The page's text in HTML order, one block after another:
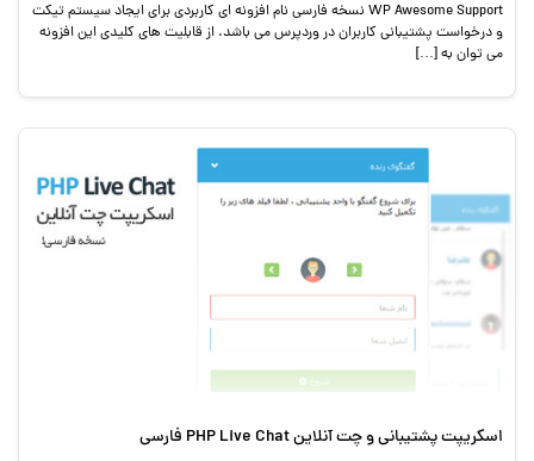
WP Awesome Support نسخه فارسی نام افزونه ای کاربردی برای ایجاد سیستم تیکت
و درخواست پشتیبانی کاربران در وردپرس می باشد. از قابلیت های کلیدی این افزونه
می توان به […]
اسکریپت پشتیبانی و چت آنلاین PHP Live Chat فارسی